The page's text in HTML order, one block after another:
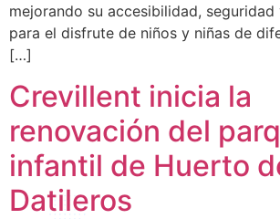
mejorando su accesibilidad,
para el disfrute de niños y niñas de
[…]
Crevillent inicia la
renovación del
infantil de Huerto
Datileros